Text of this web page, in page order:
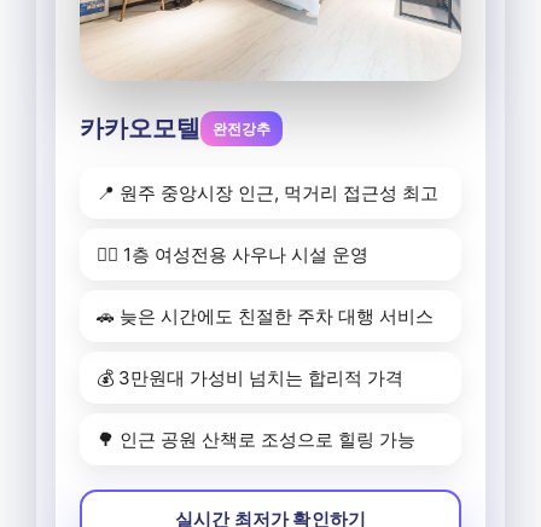
카카오모텔 완전강추
📍 원주 중앙시장 인근, 먹거리 접근성 최고
🧖‍♀️ 1층 여성전용 사우나 시설 운영
🚗 늦은 시간에도 친절한 주차 대행 서비스
💰 3만원대 가성비 넘치는 합리적 가격
🌳 인근 공원 산책로 조성으로 힐링 가능
실시간 최저가 확인하기